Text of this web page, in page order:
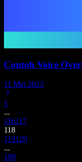
Contoh Voice
11 Mei 2023
1
...
116117
118
119120
...
189